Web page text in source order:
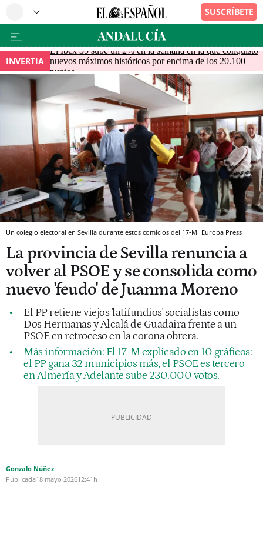
INVERTIA
El Ibex 35 sube un 2% en la semana en la que conquistó
nuevos máximos históricos por encima de los 20.100
puntos
Un colegio electoral en Sevilla durante estos comicios del 17-M Europa Press
La provincia de Sevilla renuncia a
volver al PSOE y se consolida como
nuevo 'feudo' de Juanma Moreno
El PP retiene viejos 'latifundios' socialistas como
Dos Hermanas y Alcalá de Guadaira frente a un
PSOE en retroceso en la corona obrera.
Más información: El 17-M explicado en 10 gráficos:
el PP gana 32 municipios más, el PSOE es tercero
en Almería y Adelante sube 230.000 votos.
Gonzalo Núñez
Publicada18 mayo 202612:41h